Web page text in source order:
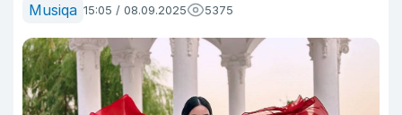
Musiqa 15:05 / 08.09.2025 5375